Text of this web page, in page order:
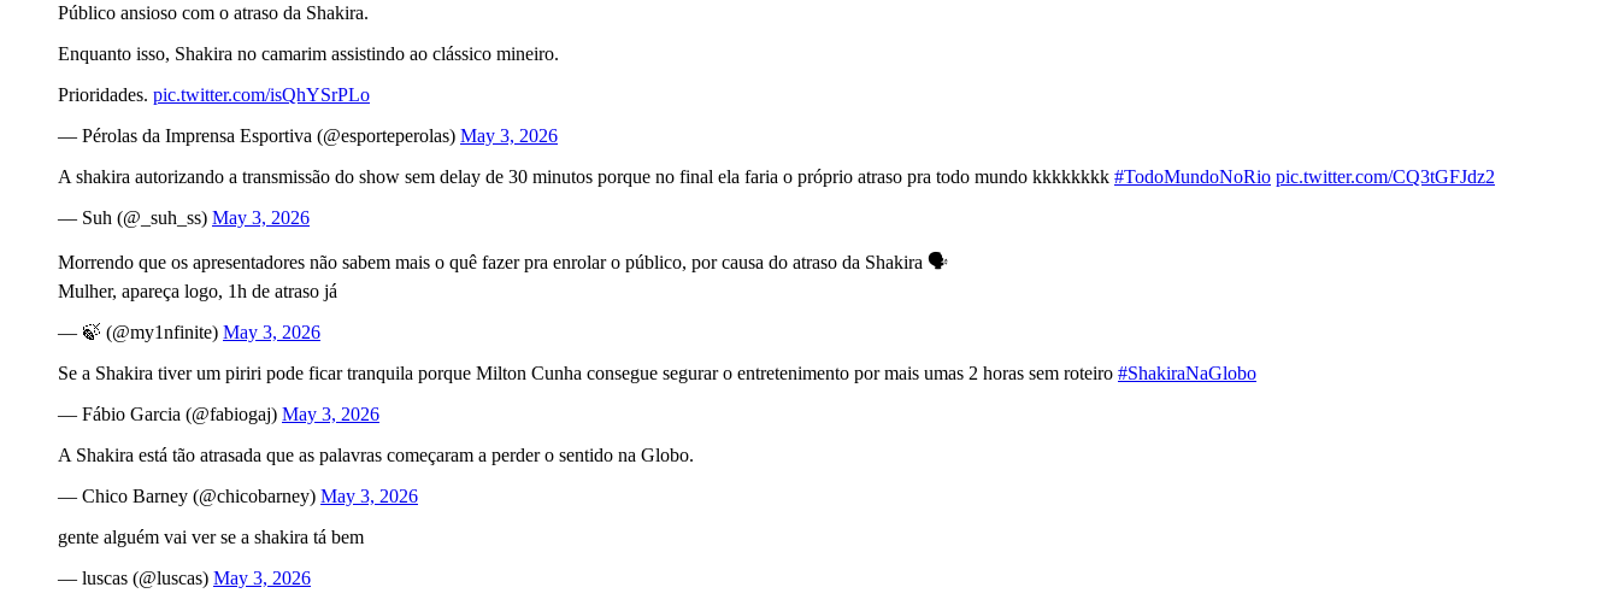
Público ansioso com o atraso da Shakira.
Enquanto isso, Shakira no camarim assistindo ao clássico mineiro.
Prioridades. pic.twitter.com/isQhYSrPLo
— Pérolas da Imprensa Esportiva (@esporteperolas) May 3, 2026
A shakira autorizando a transmissão do show sem delay de 30 minutos porque no final ela faria o próprio atraso pra todo mundo kkkkkkkk #TodoMundoNoRio pic.twitter.com/CQ3tGFJdz2
— Suh (@_suh_ss) May 3, 2026
Morrendo que os apresentadores não sabem mais o quê fazer pra enrolar o público, por causa do atraso da Shakira 🗣️
Mulher, apareça logo, 1h de atraso já
— 🍃 (@my1nfinite) May 3, 2026
Se a Shakira tiver um piriri pode ficar tranquila porque Milton Cunha consegue segurar o entretenimento por mais umas 2 horas sem roteiro #ShakiraNaGlobo
— Fábio Garcia (@fabiogaj) May 3, 2026
A Shakira está tão atrasada que as palavras começaram a perder o sentido na Globo.
— Chico Barney (@chicobarney) May 3, 2026
gente alguém vai ver se a shakira tá bem
— luscas (@luscas) May 3, 2026